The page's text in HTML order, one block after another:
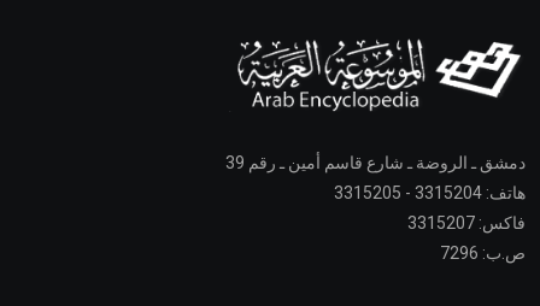
دمشق ـ الروضة ـ شارع قاسم أمين ـ رقم 39
هاتف: 3315204 - 3315205
فاكس: 3315207
ص.ب: 7296